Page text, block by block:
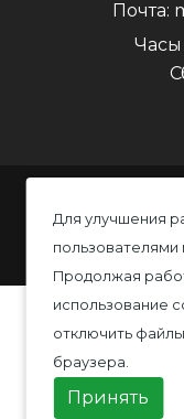
Для улучшения
Продолжая
использование
отключить
браузера.
Принять
Почта:
Часы